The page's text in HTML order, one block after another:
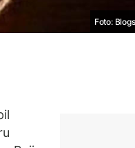
Foto: